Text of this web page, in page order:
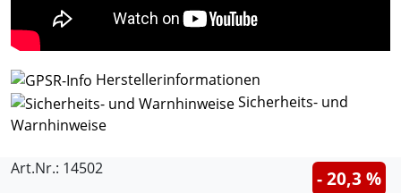
Herstellerinformationen
Sicherheits- und
Warnhinweise
Art.Nr.: 14502 - 20,3 %